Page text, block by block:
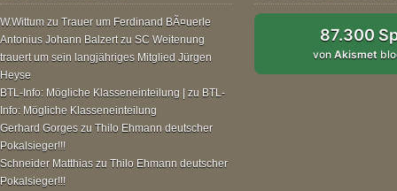
W.Wittum zu Trauer um Ferdinand BÃ¤uerle
Antonius Johann Balzertzu SC Weitenung
trauert um sein langjähriges Mitglied Jürgen
Heyse
BTL-Info: Mögliche Klasseneinteilung | zu BTL-
Info: Mögliche Klasseneinteilung
Gerhard Gorges zu Thilo Ehmann deutscher
Pokalsieger!!!
Schneider Matthias zu Thilo Ehmann deutscher
Pokalsieger!!!
87.300
vonAkismet